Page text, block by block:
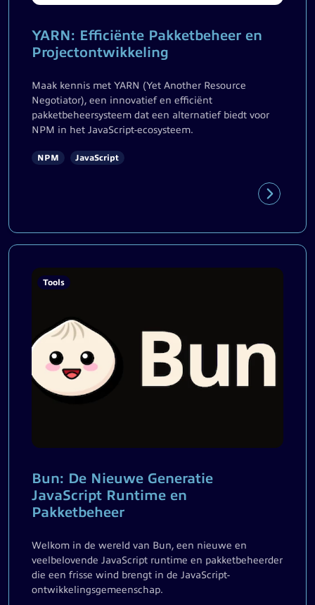
YARN: Efficiënte Pakketbeheer en
Projectontwikkeling
Maak kennis met YARN (Yet Another Resource
Negotiator), een innovatief en efficiënt
pakketbeheersysteem dat een alternatief biedt voor
NPM in het JavaScript-ecosysteem.
NPM JavaScript
Tools
Bun: De Nieuwe Generatie
JavaScript Runtime en
Pakketbeheer
Welkom in de wereld van Bun, een nieuwe en
veelbelovende JavaScript runtime en pakketbeheerder
die een frisse wind brengt in de JavaScript-
ontwikkelingsgemeenschap.